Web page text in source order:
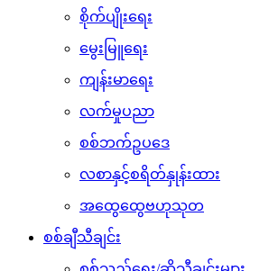
စိုက်ပျိုးရေး
မွေးမြူရေး
ကျန်းမာရေး
လက်မှုပညာ
စစ်ဘက်ဥပဒေ
လစာနှင့်စရိတ်နှုန်းထား
အထွေထွေဗဟုသုတ
စစ်ချီသီချင်း